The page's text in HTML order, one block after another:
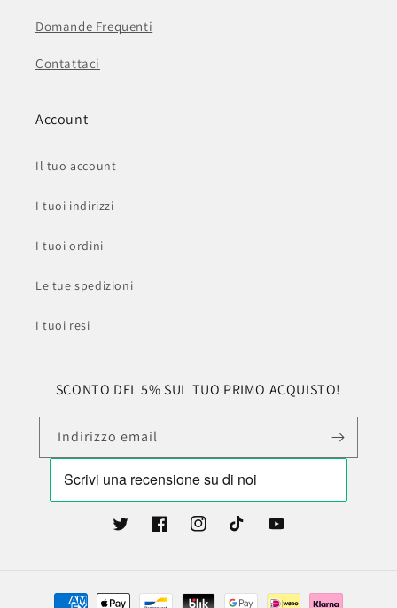
Domande Frequenti
Contattaci
Account
Il tuo account
I tuoi indirizzi
I tuoi ordini
Le tue spedizioni
I tuoi resi
SCONTO DEL 5% SUL TUO PRIMO ACQUISTO!
Indirizzo email
TwitterFacebookInstagramTikTok YouTube
Metodi